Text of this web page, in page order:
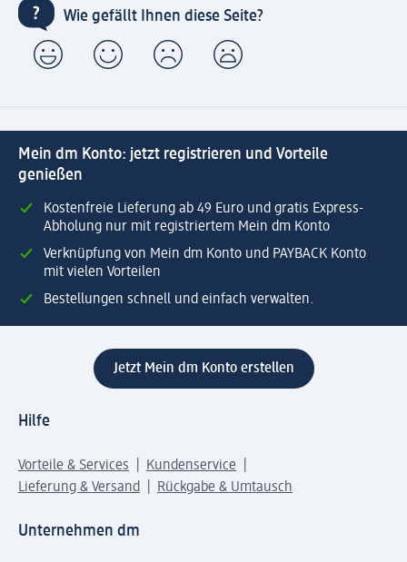
Wie gefällt Ihnen diese Seite?
Mein dm Konto: jetzt registrieren und Vorteile
genießen
Kostenfreie Lieferung ab 49 Euro und gratis Express-
Abholung nur mit registriertem Mein dm Konto
Verknüpfung von Mein dm Konto und PAYBACK Konto
mit vielen Vorteilen
Bestellungen schnell und einfach verwalten.
Jetzt Mein dm Konto erstellen
Hilfe
Vorteile & Services
Kundenservice
Lieferung & Versand
Rückgabe & Umtausch
Unternehmen dm